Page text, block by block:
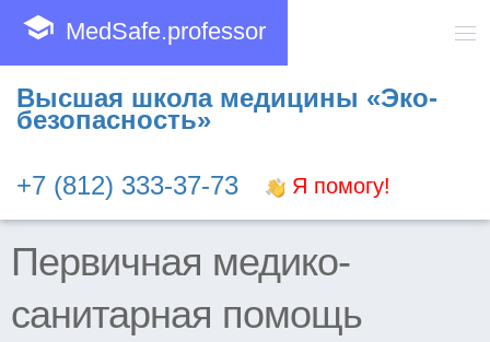
school MedSafe.professor
Высшая школа медицины «Эко-
безопасность»
+7 (812) 333-37-73 Я помогу!
Первичная медико-
санитарная помощь